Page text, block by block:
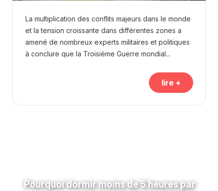
La multiplication des conflits majeurs dans le monde
et la tension croissante dans différentes zones a
amené de nombreux experts militaires et politiques
à conclure que la Troisième Guerre mondial...
lire +
Pourquoi dormir moins de 5 heures par